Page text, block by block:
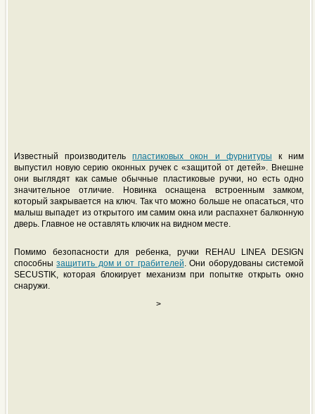
Известный производительпластиковых окон и фурнитуры к ним
выпустил новую серию оконных ручек с «защитой от детей». Внешне
они выглядят как самые обычные пластиковые ручки, но есть одно
значительное отличие. Новинка оснащена встроенным замком,
который закрывается на ключ. Так что можно больше не опасаться, что
малыш выпадет из открытого им самим окна или распахнет балконную
дверь. Главное не оставлять ключик на видном месте.
Помимо безопасности для ребенка, ручки REHAU LINEA DESIGN
способнызащитить дом и от грабителей. Они оборудованы системой
SECUSTIK, которая блокирует механизм при попытке открыть окно
снаружи.
>